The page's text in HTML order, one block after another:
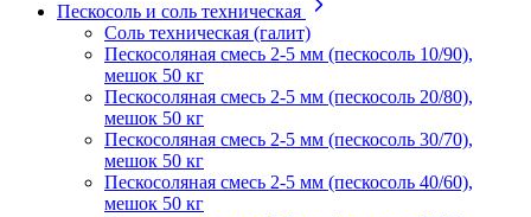
Пескосоль и соль техническая
Соль техническая (галит)
Пескосоляная смесь 2-5 мм (пескосоль 10/90),
мешок 50 кг
Пескосоляная смесь 2-5 мм (пескосоль 20/80),
мешок 50 кг
Пескосоляная смесь 2-5 мм (пескосоль 30/70),
мешок 50 кг
Пескосоляная смесь 2-5 мм (пескосоль 40/60),
мешок 50 кг